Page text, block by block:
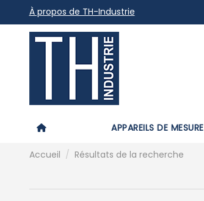
À propos de TH-Industrie
APPAREILS DE MESURE
Accueil Résultats de la recherche